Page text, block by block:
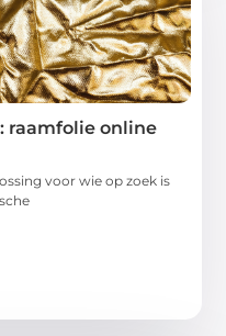
raamfolie online
voor wie op zoek is